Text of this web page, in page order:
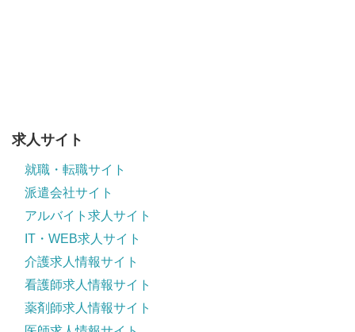
求人サイト
就職・転職サイト
派遣会社サイト
アルバイト求人サイト
IT・WEB求人サイト
介護求人情報サイト
看護師求人情報サイト
薬剤師求人情報サイト